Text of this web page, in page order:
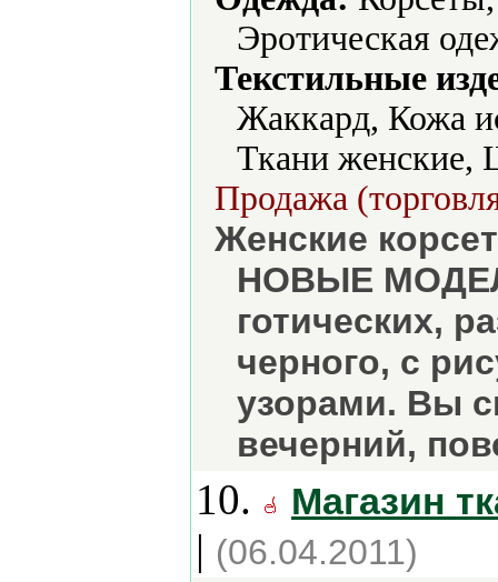
Эротическая
Текстильные
Жаккард, Кожа
Ткани
Продажа
Женские
НОВЫЕ
готических,
черного, с
узорами. Вы
вечерний,
10. Магазин
| (06.04.2011)